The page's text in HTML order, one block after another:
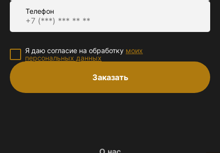
Телефон
Я даю согласие на обработку моих
персональных данных
Заказать